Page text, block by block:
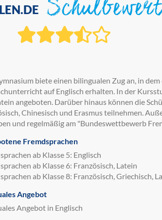
biete einen bilingualen Zug an, in
auf Englisch erhalten. In der
angeboten. Darüber hinaus können die
Chinesisch und Erasmus teilnehmen.
und regelmäßig am "Bundeswettbewerb
Fremdsprachen
ab Klasse 5: Englisch
ab Klasse 6: Französisch, Latein
ab Klasse 8: Französisch, Griechisch,
Angebot
Angebot in Englisch